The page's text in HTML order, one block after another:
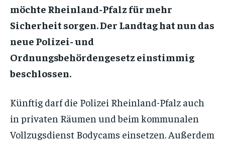
möchte Rheinland-Pfalz für mehr
Sicherheit sorgen. Der Landtag hat nun das
neue Polizei- und
Ordnungsbehördengesetz einstimmig
beschlossen.
Künftig darf die Polizei Rheinland-Pfalz auch
in privaten Räumen und beim kommunalen
Vollzugsdienst Bodycams einsetzen. Außerdem